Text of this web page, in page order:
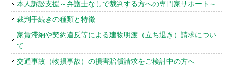
本人訴訟支援～弁護士なしで裁判する方への専門家サポート～
裁判手続きの種類と特徴
家賃滞納や契約違反等による建物明渡（立ち退き）請求につい
て
交通事故（物損事故）の損害賠償請求をご検討中の方へ